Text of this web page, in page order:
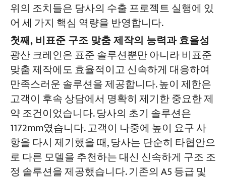
위의 조치들은 당사의 수출 프로젝트 실행에 있
어 세 가지 핵심 역량을 반영합니다.
첫째, 비표준 구조 맞춤 제작의 능력과 효율성
광산 크레인은 표준 솔루션뿐만 아니라 비표준
맞춤 제작에도 효율적이고 신속하게 대응하여
만족스러운 솔루션을 제공합니다. 높이 제한은
고객이 후속 상담에서 명확히 제기한 중요한 제
약 조건이었습니다. 당사의 초기 솔루션은
1172mm였습니다. 고객이 나중에 높이 요구 사
항을 다시 제기했을 때, 당사는 단순히 타협안으
로 다른 모델을 추천하는 대신 신속하게 구조 조
정 솔루션을 제공했습니다. 기존의 A5 등급 및